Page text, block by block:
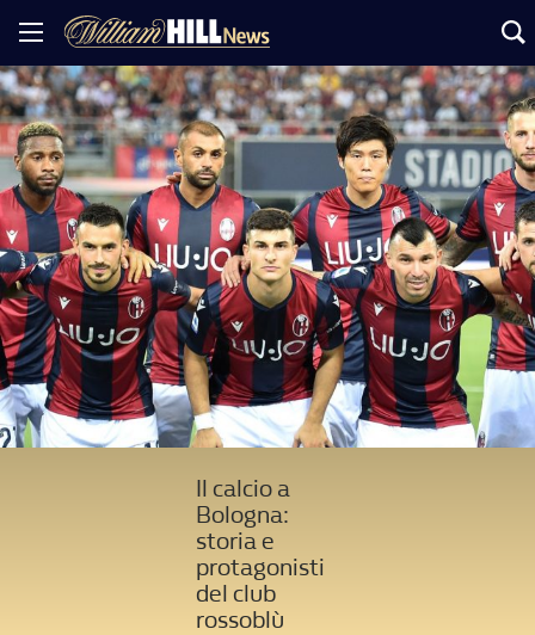
Il calcio a
Bologna:
storia e
protagonisti
del club
rossoblù